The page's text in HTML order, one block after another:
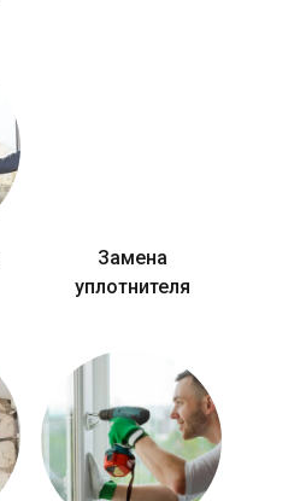
Замена
уплотнителя